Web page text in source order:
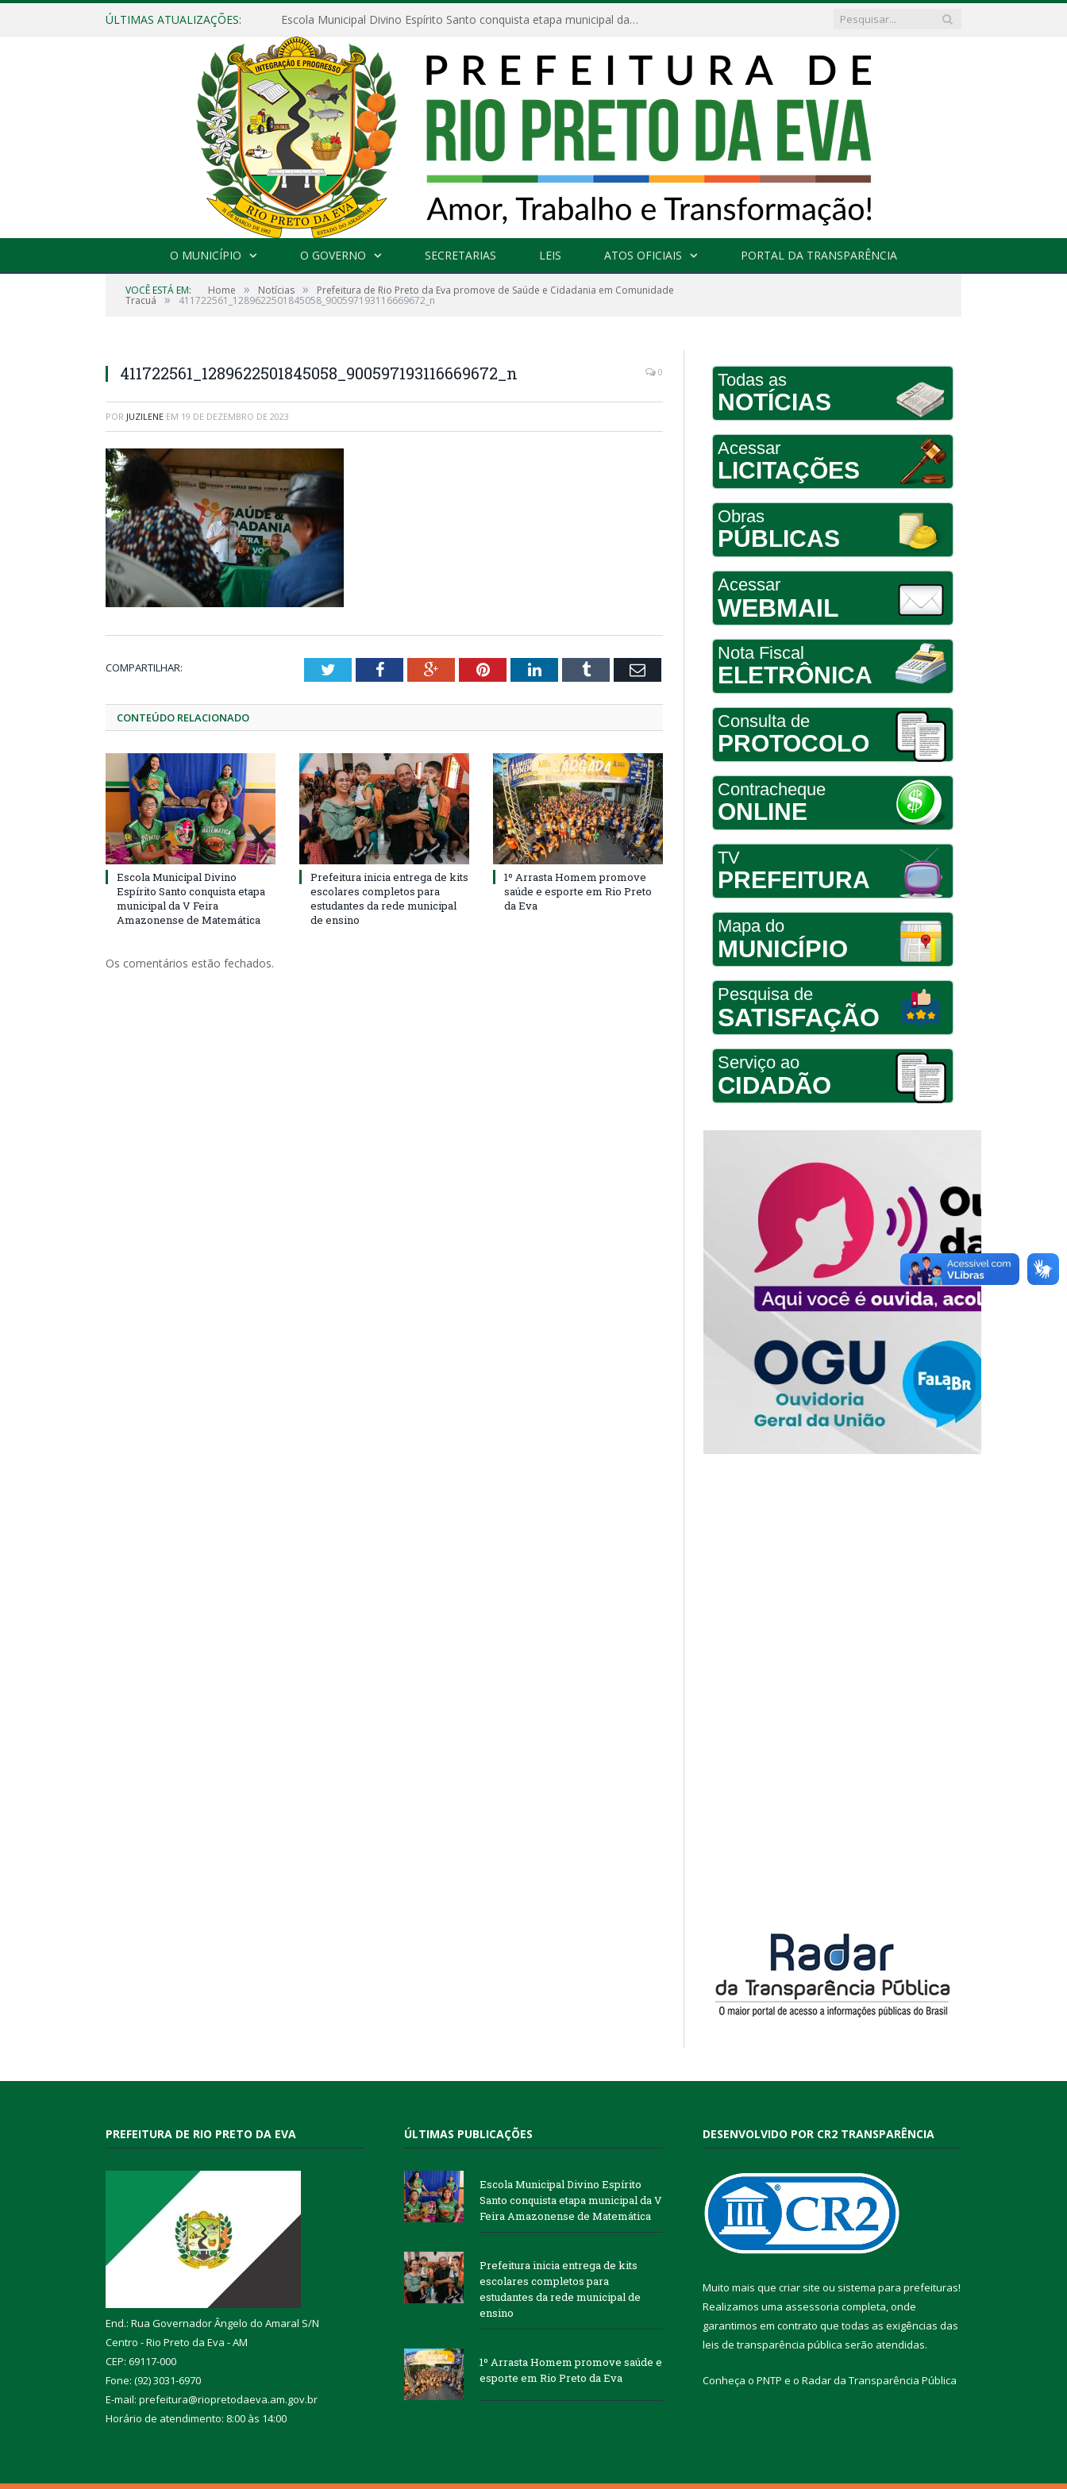
ÚLTIMAS ATUALIZAÇÕES: Escola Municipal Divino Espírito Santo conquista etapa municipal da V Feira Amazonense de Matemática
O MUNICÍPIO O GOVERNO SECRETARIAS LEIS ATOS OFICIAIS PORTAL DA TRANSPARÊNCIA
VOCÊ ESTÁ EM: Home » Notícias » Prefeitura de Rio Preto da Eva promove de Saúde e Cidadania em Comunidade
Tracuá » 411722561_1289622501845058_900597193116669672_n
411722561_1289622501845058_900597193116669672_n 0
POR JUZILENE EM 19 DE DEZEMBRO DE 2023
COMPARTILHAR: TwitterFacebookGoogle+PinterestLinkedInTumblr Email
CONTEÚDO RELACIONADO
Escola Municipal Divino
Espírito Santo conquista etapa
municipal da V Feira
Amazonense de Matemática
Prefeitura inicia entrega de kits
escolares completos para
estudantes da rede municipal
de ensino
1º Arrasta Homem promove
saúde e esporte em Rio Preto
da Eva
Os comentários estão fechados.
Todas as
NOTÍCIAS
Acessar
LICITAÇÕES
Obras
PÚBLICAS
Acessar
WEBMAIL
Nota Fiscal
ELETRÔNICA
Consulta de
PROTOCOLO
Contracheque
ONLINE
TV
PREFEITURA
Mapa do
MUNICÍPIO
Pesquisa de
SATISFAÇÃO
Serviço ao
CIDADÃO
PREFEITURA DE RIO PRETO DA EVA
End.: Rua Governador Ângelo do Amaral S/N
Centro - Rio Preto da Eva - AM
CEP: 69117-000
Fone: (92) 3031-6970
E-mail: prefeitura@riopretodaeva.am.gov.br
Horário de atendimento: 8:00 às 14:00
ÚLTIMAS PUBLICAÇÕES
Escola Municipal Divino Espírito
Santo conquista etapa municipal da V
Feira Amazonense de Matemática
Prefeitura inicia entrega de kits
escolares completos para
estudantes da rede municipal de
ensino
1º Arrasta Homem promove saúde e
esporte em Rio Preto da Eva
DESENVOLVIDO POR CR2 TRANSPARÊNCIA
Muito mais que criar site ou sistema para prefeituras!
Realizamos uma assessoria completa, onde
garantimos em contrato que todas as exigências das
leis de transparência pública serão atendidas.
Conheça o PNTP e o Radar da Transparência Pública